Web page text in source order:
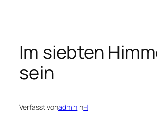
Im siebten
sein
Verfasst vonadmininH